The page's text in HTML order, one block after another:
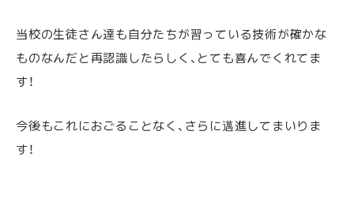
当校の生徒さん達も自分たちが習っている技術が確かな
ものなんだと再認識したらしく、とても喜んでくれてま
す！
今後もこれにおごることなく、さらに邁進してまいりま
す！